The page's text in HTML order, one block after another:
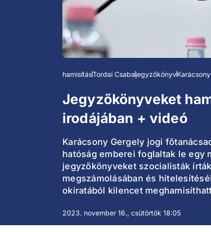
hamisításTordai Csabajegyzőkönyv
Jegyzőkönyveket
irodájában + videó
Karácsony Gergely jogi
hatóság emberei foglaltak le egy
jegyzőkönyveket szocialisták
megszámolásában és
okiratából kilencet
2023. november 16., csütörtök 18:05